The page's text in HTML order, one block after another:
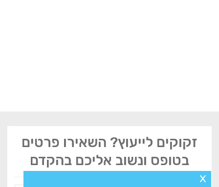
זקוקים לייעוץ? השאירו פרטים
בטופס ונשוב אליכם בהקדם
x